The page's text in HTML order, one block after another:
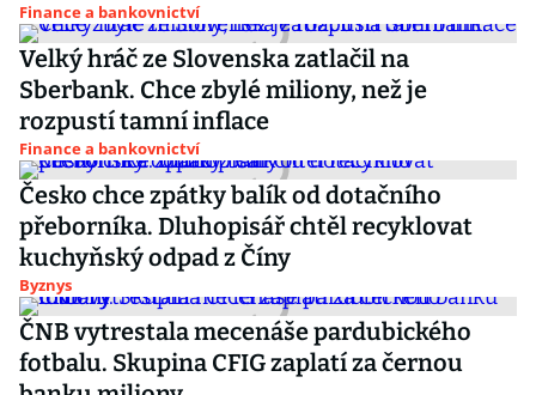
Finance a bankovnictví
Velký hráč ze Slovenska zatlačil na
Sberbank. Chce zbylé miliony, než je
rozpustí tamní inflace
Finance a bankovnictví
Česko chce zpátky balík od dotačního
přeborníka. Dluhopisář chtěl recyklovat
kuchyňský odpad z Číny
Byznys
ČNB vytrestala mecenáše pardubického
fotbalu. Skupina CFIG zaplatí za černou